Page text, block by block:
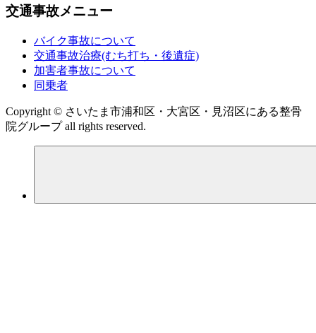
交通事故メニュー
バイク事故について
交通事故治療(むち打ち・後遺症)
加害者事故について
同乗者
Copyright © さいたま市浦和区・大宮区・見沼区にある整骨
院グループ all rights reserved.